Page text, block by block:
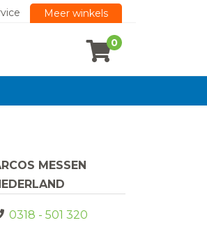
Meer winkels
0
MESSEN
0318 - 501 320